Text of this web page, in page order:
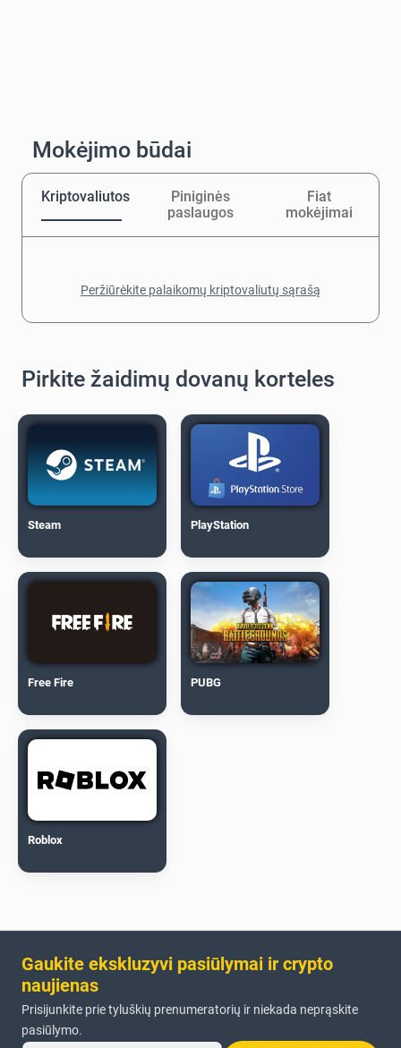
Mokėjimo būdai
Kriptovaliutos
Piniginės
paslaugos
Fiat
mokėjimai
Peržiūrėkite palaikomų kriptovaliutų sąrašą
Pirkite žaidimų dovanų korteles
Steam PlayStation
Free Fire PUBG
Roblox
Gaukite ekskluzyvi pasiūlymai ir crypto
naujienas
Prisijunkite prie tyluškių prenumeratorių ir niekada neprąskite
pasiūlymo.